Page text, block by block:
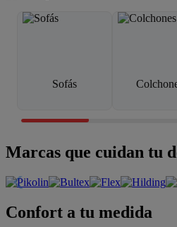
Sofás
Marcas que cuidan tu
Confort a tu medida